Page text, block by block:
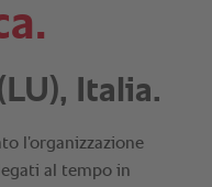
Italia.
l’organizzazione
al tempo in